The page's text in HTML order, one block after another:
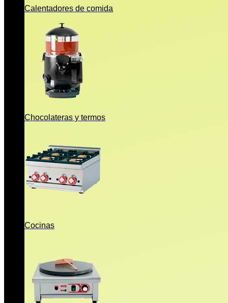
Calentadores de comida
Chocolateras y termos
Cocinas